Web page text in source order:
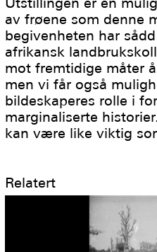
av frøene som denne
begivenheten har
afrikansk
mot fremtidige måter
men vi får også
bildeskaperes rolle i
marginaliserte
kan være like viktig
Relatert